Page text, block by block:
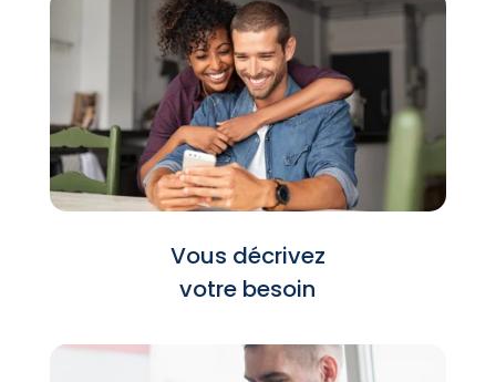
Vous décrivez
votre besoin